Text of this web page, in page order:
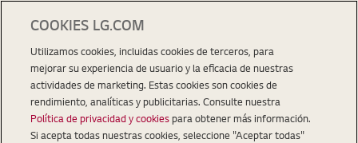
COOKIES LG.COM
Utilizamos cookies, incluidas cookies de terceros, para
mejorar su experiencia de usuario y la eficacia de nuestras
actividades de marketing. Estas cookies son cookies de
rendimiento, analíticas y publicitarias. Consulte nuestra
Política de privacidad y cookiespara obtener más información.
Si acepta todas nuestras cookies, seleccione "Aceptar todas"